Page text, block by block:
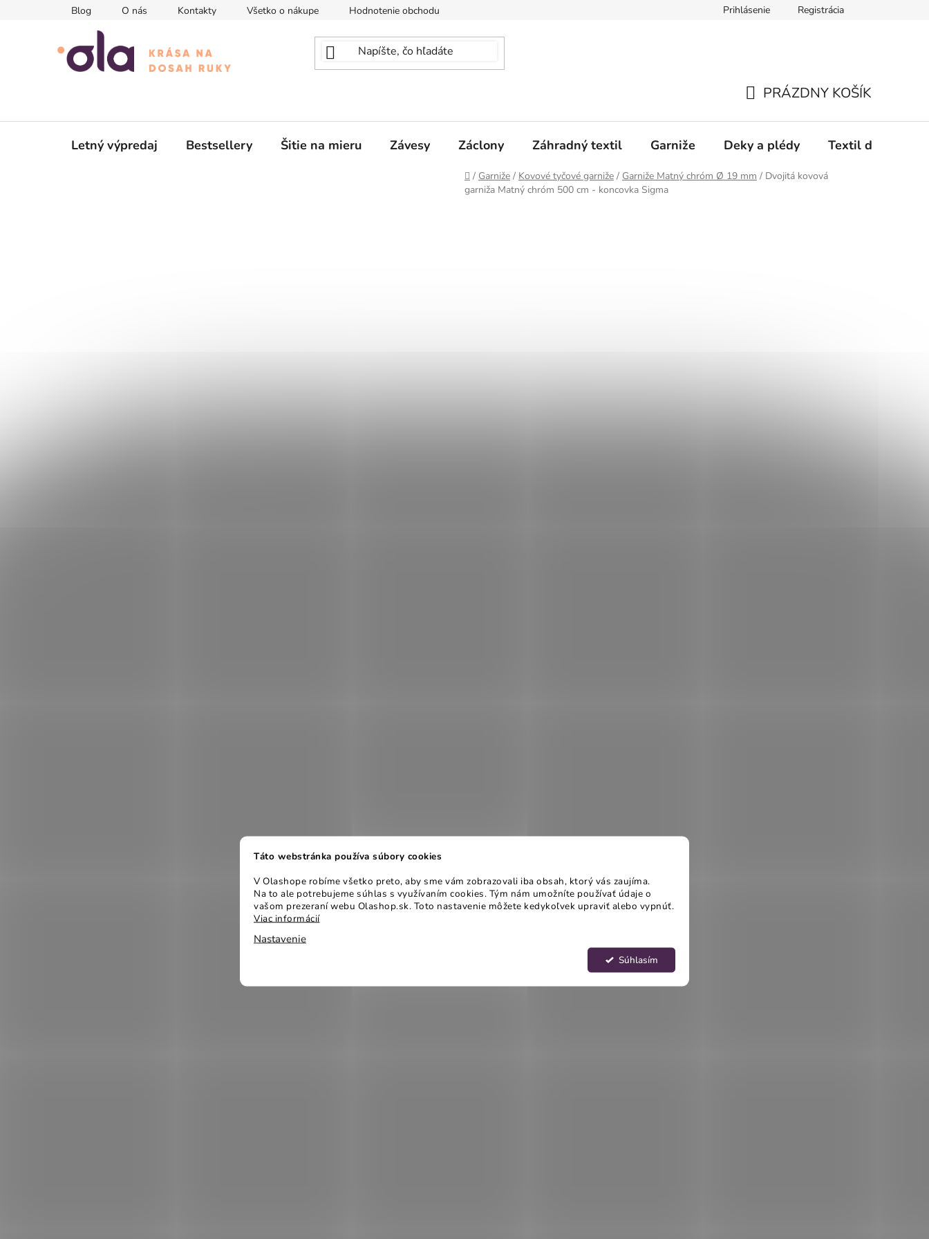
Táto webstránka používa súbory cookies
V Olashope robíme všetko preto, aby sme vám zobrazovali iba obsah, ktorý vás zaujíma.
Na to ale potrebujeme súhlas s využívaním cookies. Tým nám umožníte používať údaje o
vašom prezeraní webu Olashop.sk. Toto nastavenie môžete kedykoľvek upraviť alebo vypnúť.
Viac informácií
Nastavenie
Súhlasím
Blog O nás Kontakty Všetko o nákupe Hodnotenie obchodu Prihlásenie Registrácia
KOŠÍK
PRÁZDNY KOŠÍK
Letný výpredaj Bestsellery Šitie na mieru Závesy Záclony Záhradný textil Garniže Deky a plédy Textil do spálne
Domov
/ Garniže / Kovové tyčové garniže / Garniže Matný chróm Ø 19 mm / Dvojitá kovová
garniža Matný chróm 500 cm - koncovka Sigma